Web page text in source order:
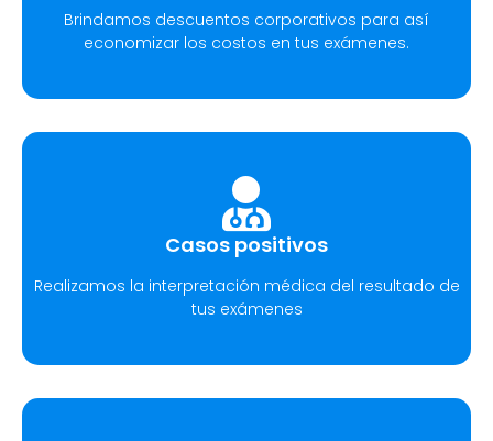
Brindamos descuentos corporativos para así
economizar los costos en tus exámenes.
Casos positivos
Realizamos la interpretación médica del resultado de
tus exámenes